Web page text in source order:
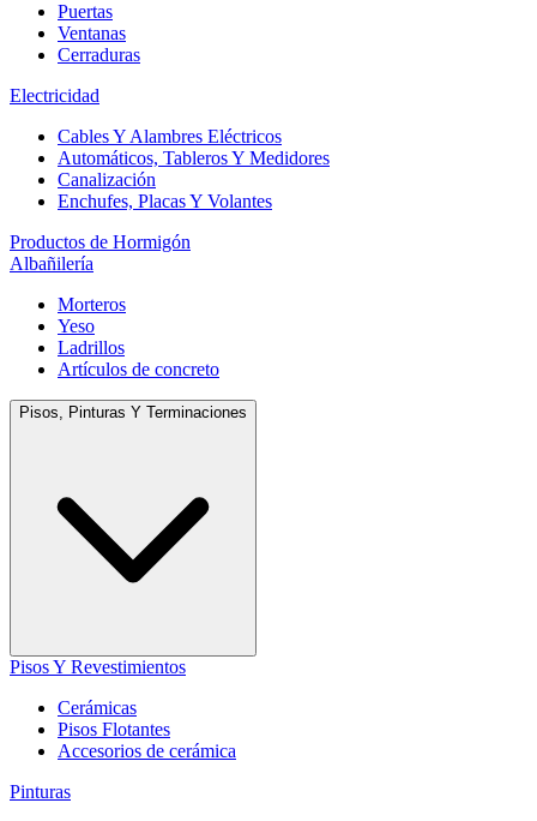
Puertas
Ventanas
Cerraduras
Electricidad
Cables Y Alambres Eléctricos
Automáticos, Tableros Y Medidores
Canalización
Enchufes, Placas Y Volantes
Productos de Hormigón
Albañilería
Morteros
Yeso
Ladrillos
Artículos de concreto
Pisos, Pinturas Y Terminaciones
Pisos Y Revestimientos
Cerámicas
Pisos Flotantes
Accesorios de cerámica
Pinturas